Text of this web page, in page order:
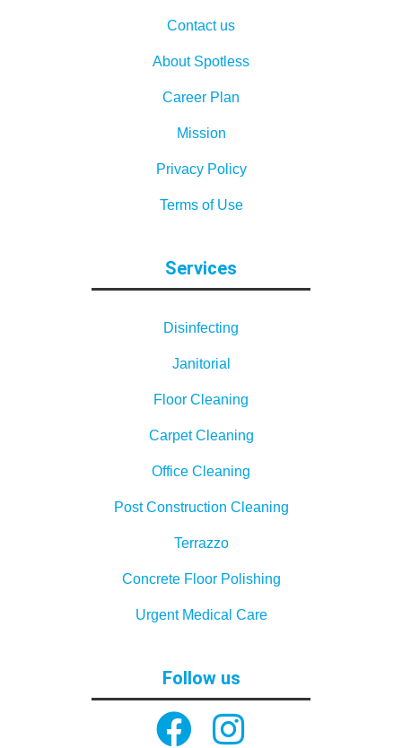
Contact us
About Spotless
Career Plan
Mission
Privacy Policy
Terms of Use
Services
Disinfecting
Janitorial
Floor Cleaning
Carpet Cleaning
Office Cleaning
Post Construction Cleaning
Terrazzo
Concrete Floor Polishing
Urgent Medical Care
Follow us